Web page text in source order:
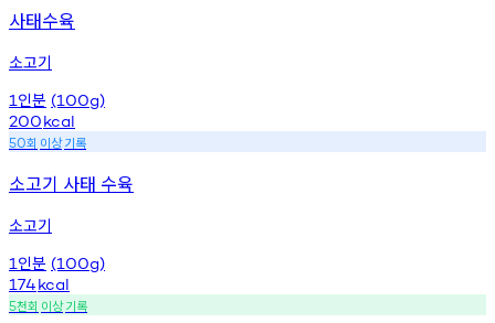
사태수육
소고기
1 인분 (100g)
200kcal
50회 이상기록
소고기 사태 수육
소고기
1 인분 (100g)
174kcal
5천회 이상기록